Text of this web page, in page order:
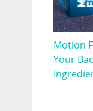
Motion
Your